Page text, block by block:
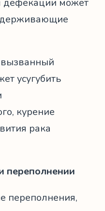
дефекации может
усугубить
курение
рака
переполнении
переполнения,